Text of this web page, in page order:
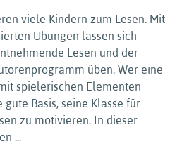
viele Kindern zum Lesen. Mit
Übungen lassen sich
Lesen und der
üben. Wer eine
spielerischen Elementen
Basis, seine Klasse für
zu motivieren. In dieser
...